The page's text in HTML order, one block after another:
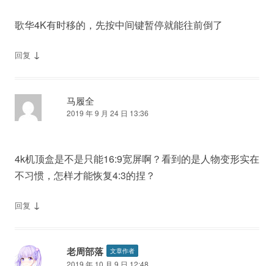
歌华4K有时移的，先按中间键暂停就能往前倒了
回复 ↓
马履全
2019 年 9 月 24 日 13:36
4k机顶盒是不是只能16:9宽屏啊？看到的是人物变形实在
不习惯，怎样才能恢复4:3的捏？
回复 ↓
老周部落 文章作者